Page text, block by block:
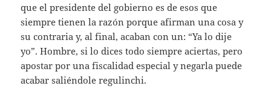
que el presidente del gobierno es de esos que
siempre tienen la razón porque afirman una cosa y
su contraria y, al final, acaban con un: “Ya lo dije
yo”. Hombre, si lo dices todo siempre aciertas, pero
apostar por una fiscalidad especial y negarla puede
acabar saliéndole regulinchi.